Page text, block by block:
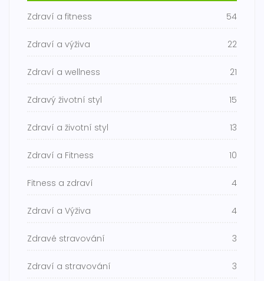
Zdraví a fitness 54
Zdraví a výživa 22
Zdraví a wellness 21
Zdravý životní styl 15
Zdraví a životní styl 13
Zdraví a Fitness 10
Fitness a zdraví 4
Zdraví a Výživa 4
Zdravé stravování 3
Zdraví a stravování 3